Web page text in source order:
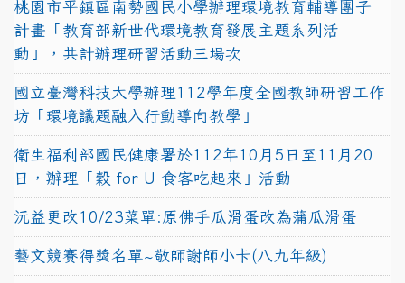
桃園市平鎮區南勢國民小學辦理環境教育輔導團子
計畫「教育部新世代環境教育發展主題系列活
動」，共計辦理研習活動三場次
國立臺灣科技大學辦理112學年度全國教師研習工作
坊「環境議題融入行動導向教學」
衛生福利部國民健康署於112年10月5日至11月20
日，辦理「穀 for U 食客吃起來」活動
沅益更改10/23菜單:原佛手瓜滑蛋改為蒲瓜滑蛋
藝文競賽得獎名單~敬師謝師小卡(八九年級)